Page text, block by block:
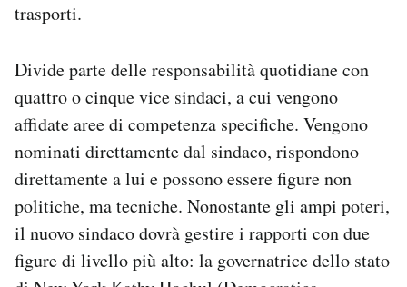
trasporti.
Divide parte delle responsabilità quotidiane con
quattro o cinque vice sindaci, a cui vengono
affidate aree di competenza specifiche. Vengono
nominati direttamente dal sindaco, rispondono
direttamente a lui e possono essere figure non
politiche, ma tecniche. Nonostante gli ampi poteri,
il nuovo sindaco dovrà gestire i rapporti con due
figure di livello più alto: la governatrice dello stato